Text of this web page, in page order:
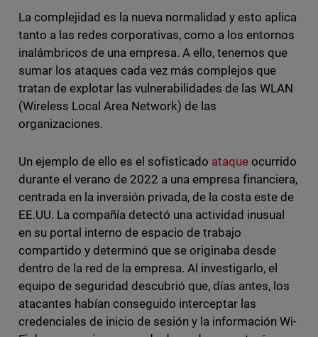
La complejidad es la nueva normalidad y esto aplica
tanto a las redes corporativas, como a los entornos
inalámbricos de una empresa. A ello, tenemos que
sumar los ataques cada vez más complejos que
tratan de explotar las vulnerabilidades de las WLAN
(Wireless Local Area Network) de las
organizaciones.
Un ejemplo de ello es el sofisticado ataque ocurrido
durante el verano de 2022 a una empresa financiera,
centrada en la inversión privada, de la costa este de
EE.UU. La compañía detectó una actividad inusual
en su portal interno de espacio de trabajo
compartido y determinó que se originaba desde
dentro de la red de la empresa. Al investigarlo, el
equipo de seguridad descubrió que, días antes, los
atacantes habían conseguido interceptar las
credenciales de inicio de sesión y la información Wi-